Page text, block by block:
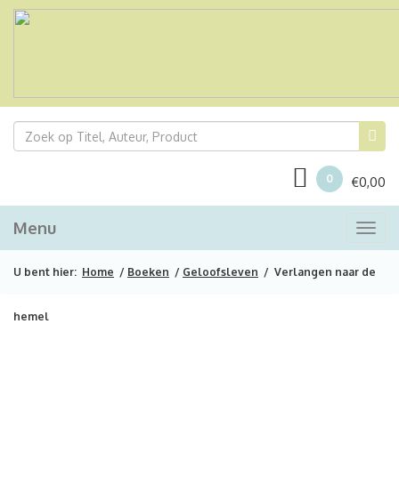
0 €0,00
Menu
U bent hier: Home / Boeken / Geloofsleven / Verlangen naar de
hemel